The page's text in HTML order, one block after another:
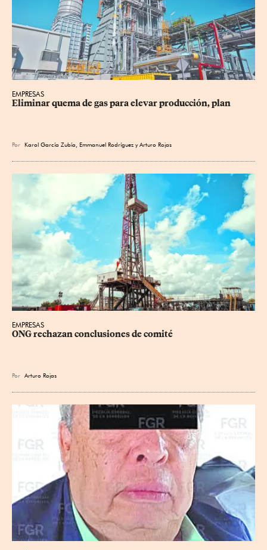
EMPRESAS
Eliminar quema de gas para elevar producción, plan
Por Karol García Zubía Emmanuel Rodríguez yArturo Rojas
EMPRESAS
ONG rechazan conclusiones de comité
Por Arturo Rojas